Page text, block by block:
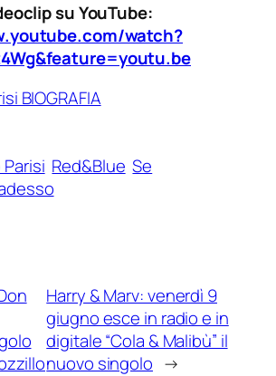
su YouTube:
watch?
BIOGRAFIA
Red&Blue Se
Harry & Marv: venerdì 9
giugno esce in radio e in
digitale “Cola & Malibù” il
nuovo singolo →